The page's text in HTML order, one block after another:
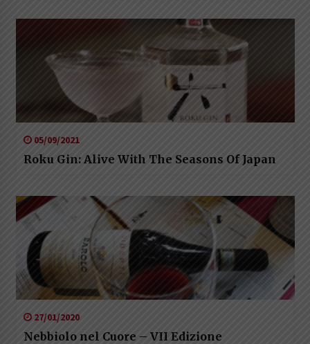
05/09/2021
Roku Gin: Alive With The Seasons Of Japan
27/01/2020
Nebbiolo nel Cuore – VII Edizione